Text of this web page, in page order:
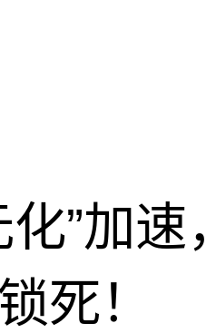
化”加
死！